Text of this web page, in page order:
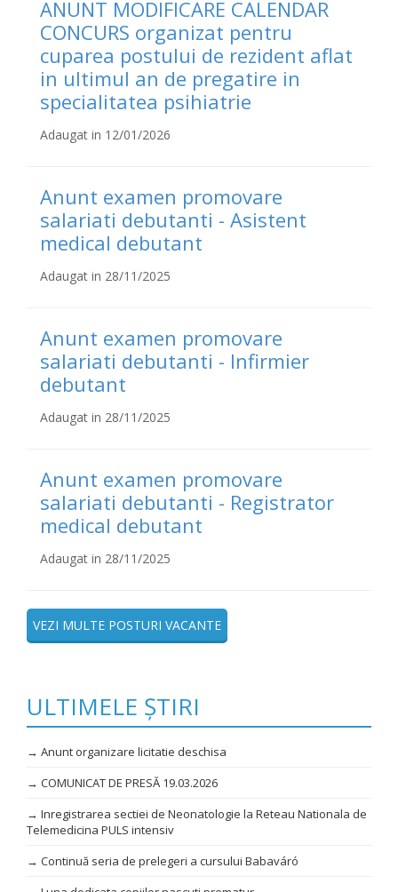
ANUNT MODIFICARE CALENDAR
CONCURS organizat pentru
cuparea postului de rezident aflat
in ultimul an de pregatire in
specialitatea psihiatrie
Adaugat in 12/01/2026
Anunt examen promovare
salariati debutanti - Asistent
medical debutant
Adaugat in 28/11/2025
Anunt examen promovare
salariati debutanti - Infirmier
debutant
Adaugat in 28/11/2025
Anunt examen promovare
salariati debutanti - Registrator
medical debutant
Adaugat in 28/11/2025
VEZI MULTE POSTURI VACANTE
ULTIMELE ȘTIRI
→ Anunt organizare licitatie deschisa
→ COMUNICAT DE PRESĂ 19.03.2026
→ Inregistrarea sectiei de Neonatologie la Reteau Nationala de
Telemedicina PULS intensiv
→ Continuă seria de prelegeri a cursului Babaváró